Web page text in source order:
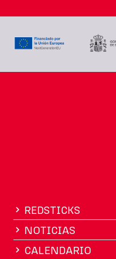
REDSTICKS
NOTICIAS
CALENDARIO